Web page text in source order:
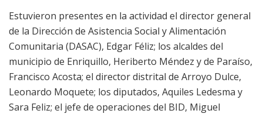
Estuvieron presentes en la actividad el director general
de la Dirección de Asistencia Social y Alimentación
Comunitaria (DASAC), Edgar Féliz; los alcaldes del
municipio de Enriquillo, Heriberto Méndez y de Paraíso,
Francisco Acosta; el director distrital de Arroyo Dulce,
Leonardo Moquete; los diputados, Aquiles Ledesma y
Sara Feliz; el jefe de operaciones del BID, Miguel